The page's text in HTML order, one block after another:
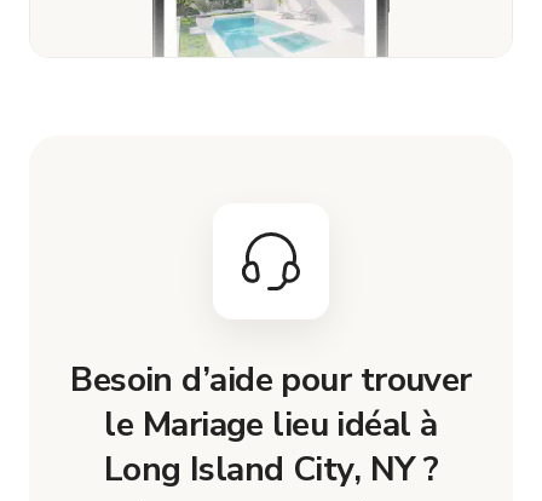
Besoin d’aide pour trouver
le Mariage lieu idéal à
Long Island City, NY ?